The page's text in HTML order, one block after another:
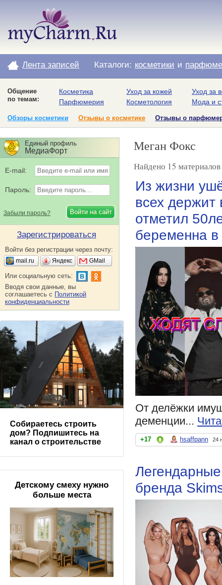
Лента записей Каталоги: косметики и
Общение
по темам:
Косметика
Парфюмерия
Уход за кожей
Косметология
Уход за
Мода и
Обзоры косметики Отзывы о косметике Отзывы о
Меган Фокс
Найдено 15
Из жизни
всех держит
отметил
беременна в
От делёжки
деменции...
+17 hsaffpann 24
бренда
Единый профиль
МедиаФорт
E-mail:
Пароль:
Забыли пароль?
Зарегистрироваться
Войти без регистрации через почту:
mail.ru Яндекс GMail
Или социальную сеть:
Вводя свои данные, вы
соглашаетесь с Политикой
конфиденциальности
Собираетесь строить
дом? Подпишитесь на
канал о строительстве
Детскому смеху нужно
больше места